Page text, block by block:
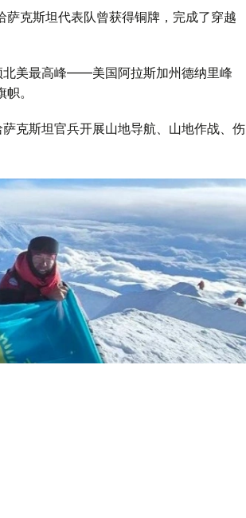
克斯坦代表队曾获得铜牌，完成了穿越
北美最高峰——美国阿拉斯加州德纳里峰
。
克斯坦官兵开展山地导航、山地作战、伤